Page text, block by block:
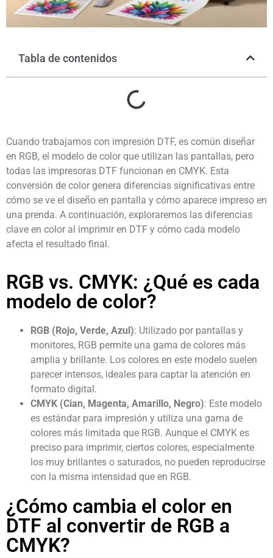
Tabla de contenidos
Cuando trabajamos con impresión DTF, es común diseñar
en RGB, el modelo de color que utilizan las pantallas, pero
todas las impresoras DTF funcionan en CMYK. Esta
conversión de color genera diferencias significativas entre
cómo se ve el diseño en pantalla y cómo aparece impreso en
una prenda. A continuación, exploraremos las diferencias
clave en color al imprimir en DTF y cómo cada modelo
afecta el resultado final.
RGB vs. CMYK: ¿Qué es cada
modelo de color?
RGB (Rojo, Verde, Azul): Utilizado por pantallas y
monitores, RGB permite una gama de colores más
amplia y brillante. Los colores en este modelo suelen
parecer intensos, ideales para captar la atención en
formato digital.
CMYK (Cian, Magenta, Amarillo, Negro): Este modelo
es estándar para impresión y utiliza una gama de
colores más limitada que RGB. Aunque el CMYK es
preciso para imprimir, ciertos colores, especialmente
los muy brillantes o saturados, no pueden reproducirse
con la misma intensidad que en RGB.
¿Cómo cambia el color en
DTF al convertir de RGB a
CMYK?